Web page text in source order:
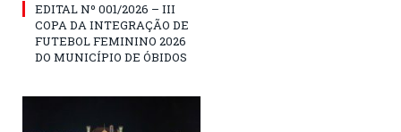
EDITAL Nº 001/2026 – III
COPA DA INTEGRAÇÃO DE
FUTEBOL FEMININO 2026
DO MUNICÍPIO DE ÓBIDOS